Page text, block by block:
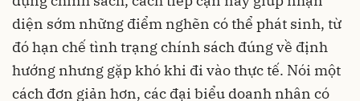
diện sớm những điểm nghẽn có thể phát sinh, từ
đó hạn chế tình trạng chính sách đúng về định
hướng nhưng gặp khó khi đi vào thực tế. Nói một
cách đơn giản hơn, các đại biểu doanh nhân có